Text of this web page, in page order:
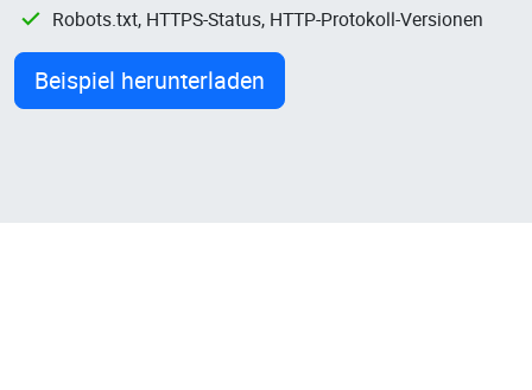
Robots.txt, HTTPS-Status, HTTP-Protokoll-Versionen
Beispiel herunterladen